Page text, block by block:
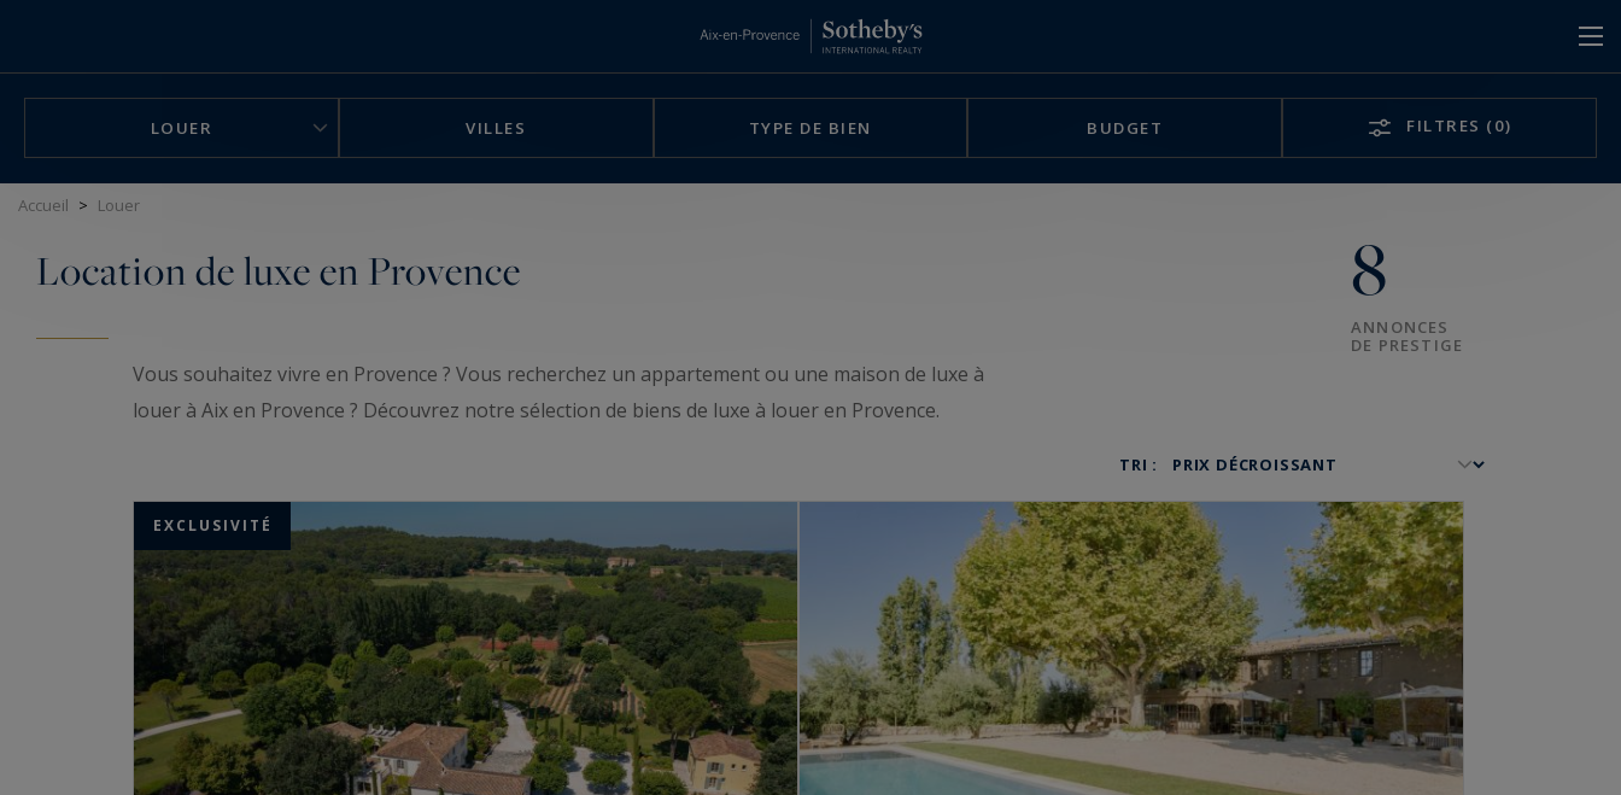
LOUER VILLES TYPE DE BIEN BUDGET FILTRES (0)
Accueil > Louer
Location de luxe en Provence 8
ANNONCES
DE PRESTIGE
Vous souhaitez vivre en Provence ? Vous recherchez un appartement ou une maison de luxe à
louer à Aix en Provence ? Découvrez notre sélection de biens de luxe à louer en Provence.
TRI :
EXCLUSIVITÉ